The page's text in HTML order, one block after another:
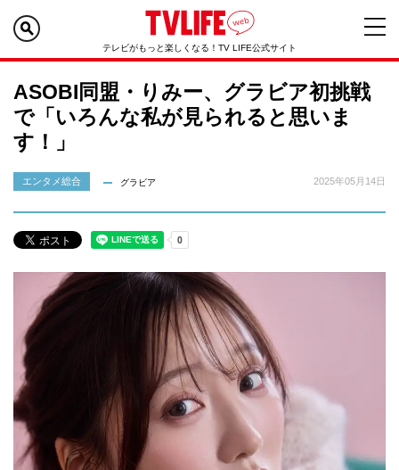
テレビがもっと楽しくなる！TV LIFE公式サイト
ASOBI同盟・りみー、グラビア初挑戦
で「いろんな私が見られると思いま
す！」
エンタメ総合 グラビア 2025年05月14日